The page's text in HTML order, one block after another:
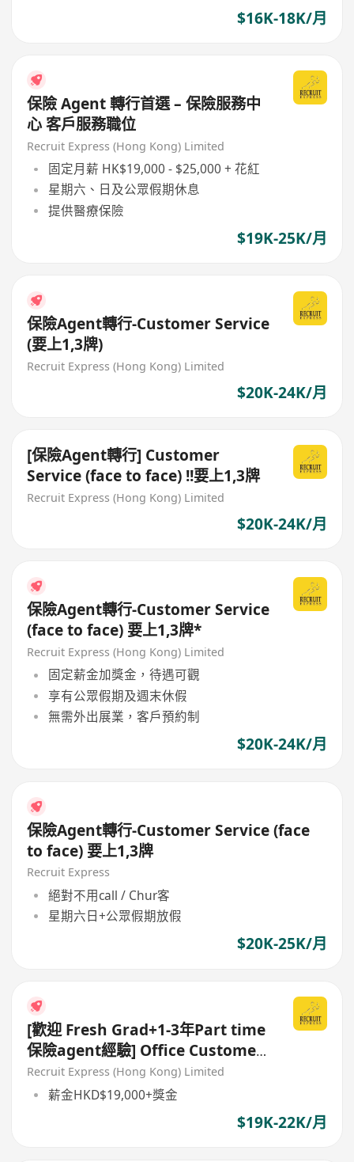
$16K-18K/月
保險 Agent 轉行首選 – 保險服務中
心 客戶服務職位
Recruit Express (Hong Kong) Limited
固定月薪 HK$19,000 - $25,000 + 花紅
星期六、日及公眾假期休息
提供醫療保險
$19K-25K/月
保險Agent轉行-Customer Service
(要上1,3牌)
Recruit Express (Hong Kong) Limited
$20K-24K/月
[保險Agent轉行] Customer
Service (face to face) !!要上1,3牌
Recruit Express (Hong Kong) Limited
$20K-24K/月
保險Agent轉行-Customer Service
(face to face) 要上1,3牌*
Recruit Express (Hong Kong) Limited
固定薪金加獎金，待遇可觀
享有公眾假期及週末休假
無需外出展業，客戶預約制
$20K-24K/月
保險Agent轉行-Customer Service (face
to face) 要上1,3牌
Recruit Express
絕對不用call / Chur客
星期六日+公眾假期放假
$20K-25K/月
[歡迎 Fresh Grad+1-3年Part time
保險agent經驗] Office Customer
Service Officer
Recruit Express (Hong Kong) Limited
薪金HKD$19,000+獎金
$19K-22K/月